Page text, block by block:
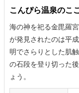
こんぴら温泉のこ
海の神を祀る金毘羅
が発見されたのは平
明でさらりとした肌
の石段を登り切った
ょう。